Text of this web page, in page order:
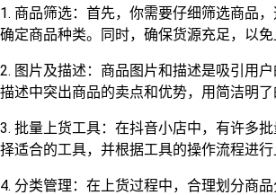
1. 商品筛选：首先，你需要仔细筛选商品
确定商品种类。同时，确保货源充足，以免
2. 图片及描述：商品图片和描述是吸引用
描述中突出商品的卖点和优势，用简洁明
3. 批量上货工具：在抖音小店中，有许多
择适合的工具，并根据工具的操作流程进行
4. 分类管理：在上货过程中，合理划分商